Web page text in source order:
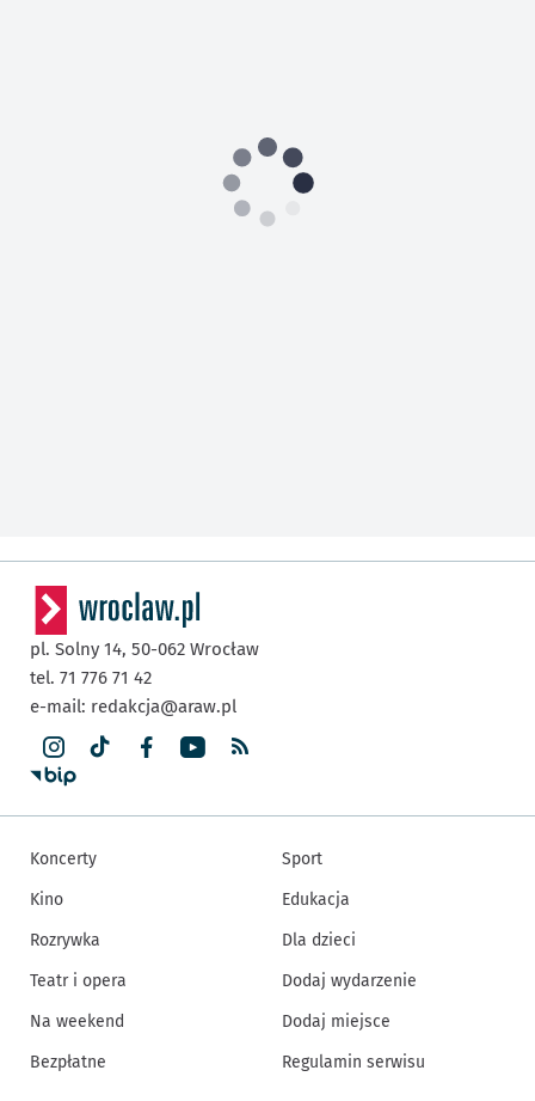
pl. Solny 14, 50-062 Wrocław
tel. 71 776 71 42
e-mail: redakcja@araw.pl
Koncerty
Kino
Rozrywka
Teatr i opera
Na weekend
Bezpłatne
Sport
Edukacja
Dla dzieci
Dodaj wydarzenie
Dodaj miejsce
Regulamin serwisu